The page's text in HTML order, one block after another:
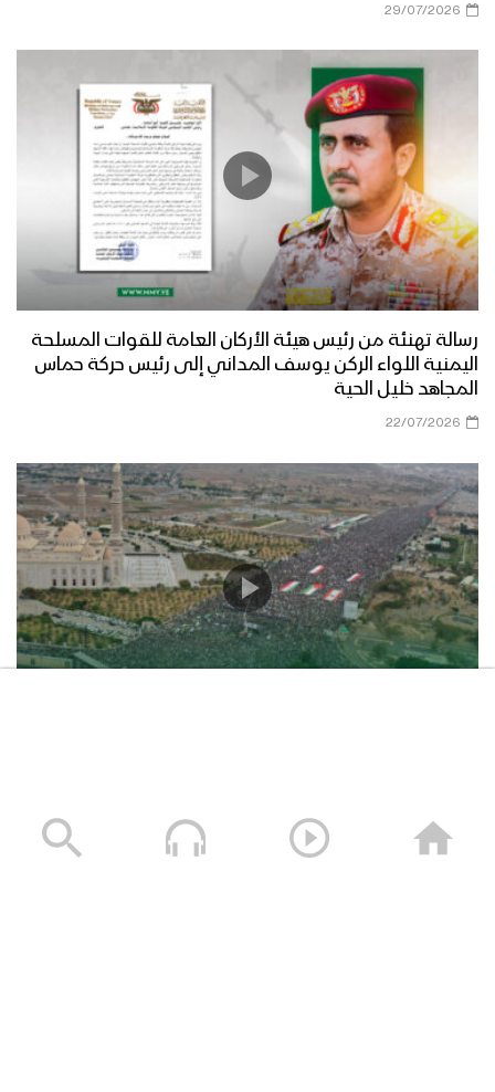
29/07/2026
رسالة تهنئة من رئيس هيئة الأركان العامة للقوات المسلحة
اليمنية اللواء الركن يوسف المداني إلى رئيس حركة حماس
المجاهد خليل الحية
22/07/2026
17/07/2026